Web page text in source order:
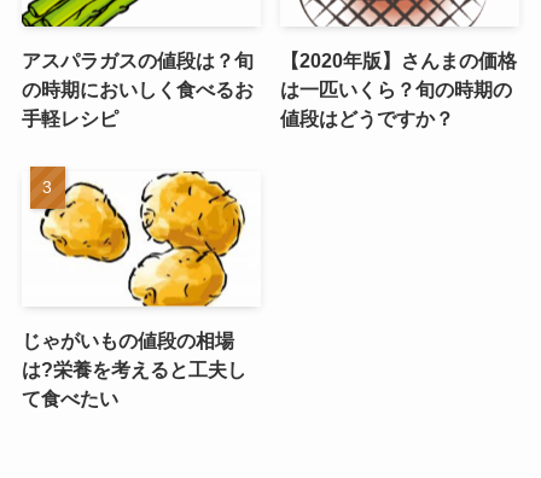
アスパラガスの値段は？旬
の時期においしく食べるお
手軽レシピ
【2020年版】さんまの価格
は一匹いくら？旬の時期の
値段はどうですか？
じゃがいもの値段の相場
は?栄養を考えると工夫し
て食べたい